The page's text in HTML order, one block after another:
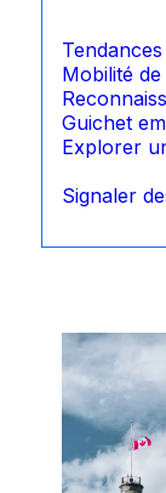
Mobilité
Guichet
Explorer
Signaler